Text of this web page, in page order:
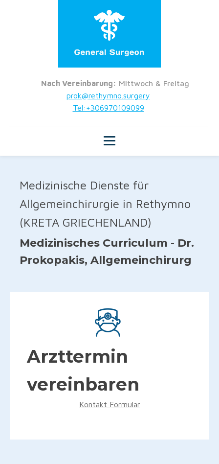
Nach Vereinbarung: Mittwoch & Freitag
prok@rethymno.surgery
Tel:+306970109099
Medizinische Dienste für
Allgemeinchirurgie in Rethymno
(KRETA GRIECHENLAND)
Medizinisches Curriculum - Dr.
Prokopakis, Allgemeinchirurg
Arzttermin
vereinbaren
Kontakt Formular